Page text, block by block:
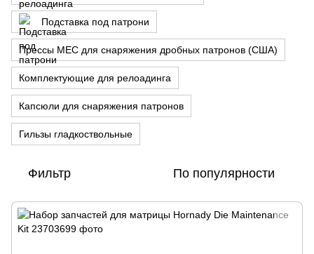
Подставка под патрони
Прессы MEC для снаряжения дробных патронов (США)
Комплектующие для релоадинга
Капсюли для снаряжения патронов
Гильзы гладкоствольные
Фильтр По популярности